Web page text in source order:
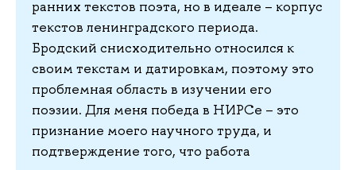
ранних текстов поэта, но в идеале – корпус
текстов ленинградского периода.
Бродский снисходительно относился к
своим текстам и датировкам, поэтому это
проблемная область в изучении его
поэзии. Для меня победа в НИРСе – это
признание моего научного труда, и
подтверждение того, что работа